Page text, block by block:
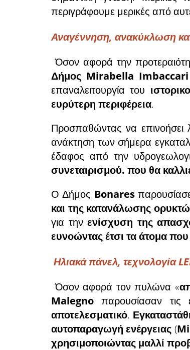
περιγράφουμε μερικές από
Αναγέννηση, ανακύκλωση
Όσον αφορά την
Δήμος Mirabella Imbaccari
επαναλειτουργία του
ευρύτερη περιφέρεια.
Προσπαθώντας να επινοήσει
ανάκτηση των σήμερα
έδαφος από την
συνεταιρισμού. που θα
Ο Δήμος Bonares
και της κατανάλωσης
για τηνενίσχυση της
ευνοώντας έτσι τα άτομα
Ηλιακά πάνελ, τεχνολογία
Όσον αφορά τον πυλώνα «
Malegno παρουσίασαν τις
αποτελεσματικό.
αυτοπαραγωγή ενέργειας (
χρησιμοποιώντας μαλλί